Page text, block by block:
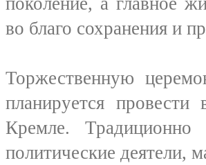
во благо сохранения и
Торжественную
планируется
Кремле.
политические деятели,